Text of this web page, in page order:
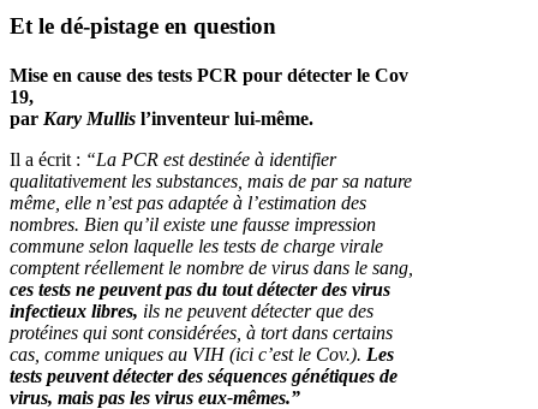
Et le dé-pistage en question
Mise en cause des tests PCR pour détecter le Cov
19,
par Kary Mullis l’inventeur lui-même.
Il a écrit : “La PCR est destinée à identifier
qualitativement les substances, mais de par sa nature
même, elle n’est pas adaptée à l’estimation des
nombres. Bien qu’il existe une fausse impression
commune selon laquelle les tests de charge virale
comptent réellement le nombre de virus dans le sang,
ces tests ne peuvent pas du tout détecter des virus
infectieux libres, ils ne peuvent détecter que des
protéines qui sont considérées, à tort dans certains
cas, comme uniques au VIH (ici c’est le Cov.). Les
tests peuvent détecter des séquences génétiques de
virus, mais pas les virus eux-mêmes.”